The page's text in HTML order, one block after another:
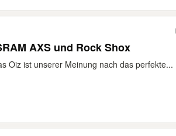
AXS und Rock Shox
Oiz ist unserer Meinung nach das perfekte...